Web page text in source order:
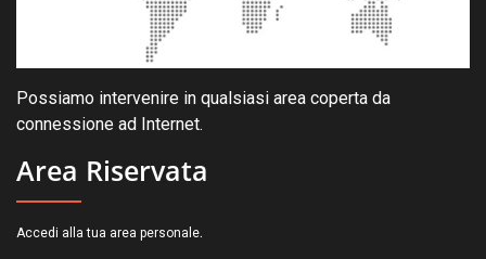
Possiamo intervenire in qualsiasi area coperta da
connessione ad Internet.
Area Riservata
Accedi alla tua area personale.